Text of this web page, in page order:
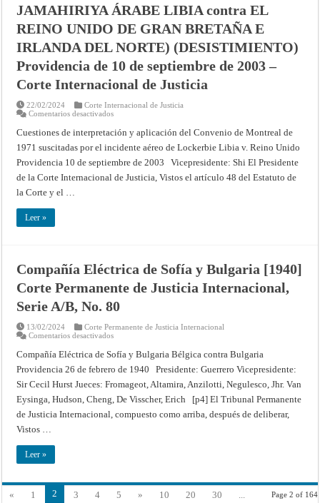
ESTADOS
UNIDOS
DE
AMÉ
RICA)
(DESISTIMIENTO)
–
Providencia
10
septiembre
de
–
Corte
Internacional
Justicia
JAMAHIRIYA ÁRABE LIBIA contra EL
REINO UNIDO DE GRAN BRETAÑA E
IRLANDA DEL NORTE) (DESISTIMIENTO)
Providencia de 10 de septiembre de 2003 –
Corte Internacional de Justicia
22/02/2024
Corte Internacional de Justicia
Comentarios desactivadosen
RELACIONADAS
CON
LA
Y
LA
APLICACIÓN
DEL
INCIDENTE
AÉREO
DE
LOCKERBIE
(LA
ÁRABE
LIBIA
EL
REINO
UNIDO
GRAN
BRETAÑA
E
IRLANDA
septiembre
2003
Cuestiones de interpretación y aplicación del Convenio de Montreal de
1971 suscitadas por el incidente aéreo de Lockerbie Libia v. Reino Unido
Providencia 10 de septiembre de 2003 Vicepresidente: Shi El Presidente
de la Corte Internacional de Justicia, Vistos el artículo 48 del Estatuto de
la Corte y el …
Leer »
Compañía Eléctrica de Sofía y Bulgaria [1940]
Corte Permanente de Justicia Internacional,
Serie A/B, No. 80
13/02/2024
Corte Permanente de Justicia Internacional
Comentarios desactivadosen
Eléctrica
de
Sofía
Bulgaria
[1940]
Corte
Permanente
de
Compañía Eléctrica de Sofía y Bulgaria Bélgica contra Bulgaria
Providencia 26 de febrero de 1940 Presidente: Guerrero Vicepresidente:
Sir Cecil Hurst Jueces: Fromageot, Altamira, Anzilotti, Negulesco, Jhr. Van
Eysinga, Hudson, Cheng, De Visscher, Erich [p4] El Tribunal Permanente
de Justicia Internacional, compuesto como arriba, después de deliberar,
Vistos …
Leer »
Page 2 of 164
« 1 2 3 4 5 » 10 20 30